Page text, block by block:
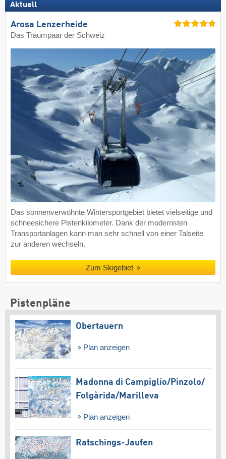
Aktuell
Arosa Lenzerheide
Das Traumpaar der Schweiz
Das sonnenverwöhnte Wintersportgebiet bietet vielseitige und
schneesichere Pistenkilometer. Dank der modernsten
Transportanlagen kann man sehr schnell von einer Talseite
zur anderen wechseln.
Zum Skigebiet
Pistenpläne
Obertauern
Plan anzeigen
Madonna di Campiglio/​Pinzolo/​
Folgàrida/​Marilleva
Plan anzeigen
Ratschings-Jaufen